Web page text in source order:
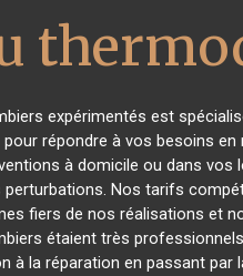
expérimentés est
répondre à vos besoins
à domicile ou dans
perturbations. Nos tarifs
fiers de nos réalisations et
étaient très
à la réparation en passant